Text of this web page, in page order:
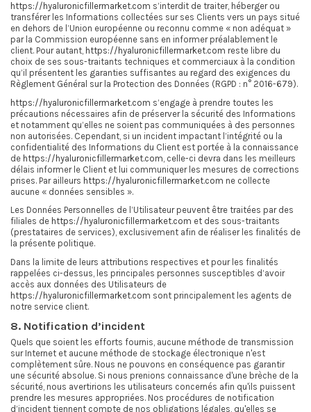
https://hyaluronicfillermarket.com s’interdit de traiter, héberger ou
transférer les Informations collectées sur ses Clients vers un pays situé
en dehors de l’Union européenne ou reconnu comme « non adéquat »
par la Commission européenne sans en informer préalablement le
client. Pour autant, https://hyaluronicfillermarket.com reste libre du
choix de ses sous-traitants techniques et commerciaux à la condition
qu’il présentent les garanties suffisantes au regard des exigences du
Règlement Général sur la Protection des Données (RGPD : n° 2016-679).
https://hyaluronicfillermarket.com s’engage à prendre toutes les
précautions nécessaires afin de préserver la sécurité des Informations
et notamment qu’elles ne soient pas communiquées à des personnes
non autorisées. Cependant, si un incident impactant l’intégrité ou la
confidentialité des Informations du Client est portée à la connaissance
de https://hyaluronicfillermarket.com , celle-ci devra dans les meilleurs
délais informer le Client et lui communiquer les mesures de corrections
prises. Par ailleurs https://hyaluronicfillermarket.com ne collecte
aucune « données sensibles ».
Les Données Personnelles de l’Utilisateur peuvent être traitées par des
filiales de https://hyaluronicfillermarket.com et des sous-traitants
(prestataires de services), exclusivement afin de réaliser les finalités de
la présente politique.
Dans la limite de leurs attributions respectives et pour les finalités
rappelées ci-dessus, les principales personnes susceptibles d’avoir
accès aux données des Utilisateurs de
https://hyaluronicfillermarket.com sont principalement les agents de
notre service client.
8. Notification d’incident
Quels que soient les efforts fournis, aucune méthode de transmission
sur Internet et aucune méthode de stockage électronique n'est
complètement sûre. Nous ne pouvons en conséquence pas garantir
une sécurité absolue. Si nous prenions connaissance d'une brèche de la
sécurité, nous avertirions les utilisateurs concernés afin qu'ils puissent
prendre les mesures appropriées. Nos procédures de notification
d’incident tiennent compte de nos obligations légales, qu'elles se